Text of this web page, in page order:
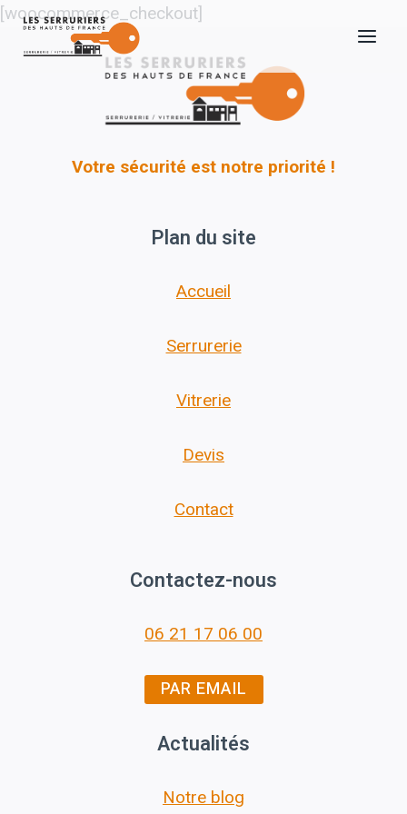
Aller
[woocommerce_checkout]
Votre sécurité est notre priorité !
Plan du site
Accueil
Serrurerie
Vitrerie
Devis
Contact
Contactez-nous
06 21 17 06 00
PAR EMAIL
Actualités
Notre blog